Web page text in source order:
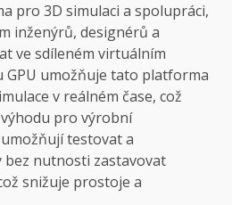
pro 3D simulaci a spolupráci,
inženýrů, designérů a
ve sdíleném virtuálním
umožňuje tato platforma
v reálném čase, což
pro výrobní
testovat a
nutnosti zastavovat
snižuje prostoje a